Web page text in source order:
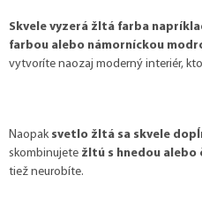
Skvele vyzerá žltá farba
farbou alebo námorníckou
vytvoríte naozaj moderný interiér,
Naopaksvetlo žltá sa skvele
skombinujete žltú s hnedou alebo
tiež neurobíte.